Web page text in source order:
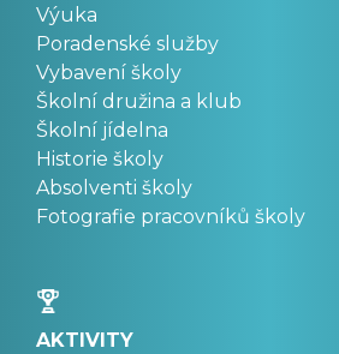
Výuka
Poradenské služby
Vybavení školy
Školní družina a klub
Školní jídelna
Historie školy
Absolventi školy
Fotografie pracovníků školy
AKTIVITY